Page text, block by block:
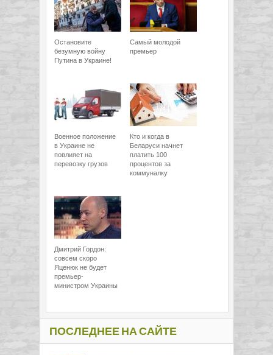
Остановите
безумную войну
Путина в Украине!
Самый молодой
премьер
Военное положение
в Украине не
повлияет на
перевозку грузов
Кто и когда в
Беларуси начнет
платить 100
процентов за
коммуналку
Дмитрий Гордон:
совсем скоро
Яценюк не будет
премьер-
министром Украины
ПОСЛЕДНЕЕ НА САЙТЕ